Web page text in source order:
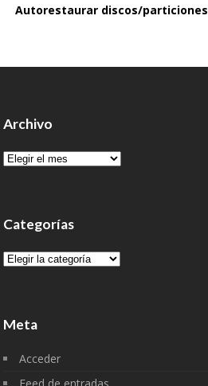
Autorestaurar discos/
Archivo
Archivo
Categorías
Categorías
Meta
Acceder